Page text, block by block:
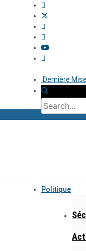
Dernière
Politique